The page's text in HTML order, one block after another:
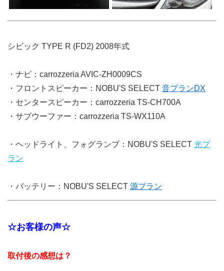
シビック TYPE R (FD2) 2008年式
・ナビ：carrozzeria AVIC-ZH0009CS
・フロントスピーカー：NOBU'S SELECT 音プランDX
・センタースピーカー：carrozzeria TS-CH700A
・サブウーファー：carrozzeria TS-WX110A
・ヘッドライト、フォグランプ：NOBU'S SELECT 光プ
ラン
・バッテリー：NOBU'S SELECT 源プラン
☆お客様の声☆
取付後の感想は？